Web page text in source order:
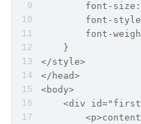
font-
font-
font-
    }
</style>
</head>
<body>
<div